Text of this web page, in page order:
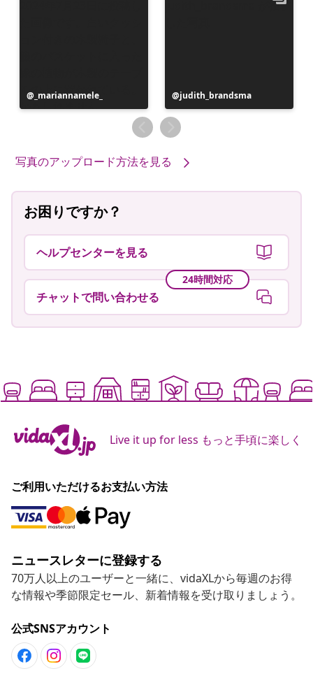
投
稿
_mariannamele_
投
稿
者
judith_brandsma
写真のアップロード方法を見る
お困りですか？
ヘルプセンターを見る
24時間対応
チャットで問い合わせる
Live it up for less もっと手頃に楽しく
ご利用いただけるお支払い方法
ニュースレターに登録する
70万人以上のユーザーと一緒に、vidaXLから毎週のお得
な情報や季節限定セール、新着情報を受け取りましょう。
公式SNSアカウント